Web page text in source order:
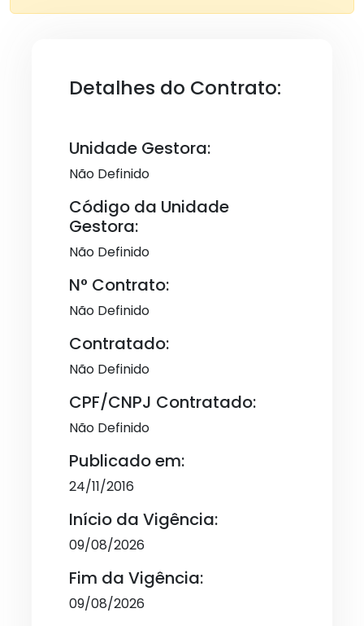
Detalhes do Contrato:
Unidade Gestora:
Não Definido
Código da Unidade
Gestora:
Não Definido
N° Contrato:
Não Definido
Contratado:
Não Definido
CPF/CNPJ Contratado:
Não Definido
Publicado em:
24/11/2016
Início da Vigência:
09/08/2026
Fim da Vigência:
09/08/2026